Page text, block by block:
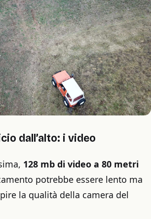
dall’alto: i video
128 mb di video a 80 metri
potrebbe essere lento ma
la qualità della camera del